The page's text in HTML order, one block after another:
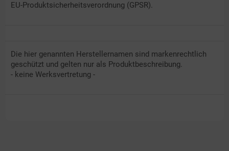
EU-Produktsicherheitsverordnung (GPSR).
Die hier genannten Herstellernamen sind markenrechtlich
geschützt und gelten nur als Produktbeschreibung.
- keine Werksvertretung -